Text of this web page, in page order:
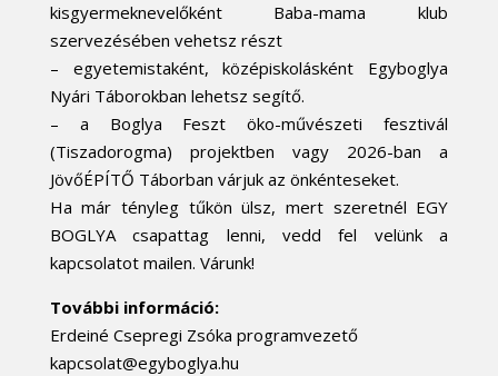
kisgyermeknevelőként Baba-mama klub
szervezésében vehetsz részt
– egyetemistaként, középiskolásként Egyboglya
Nyári Táborokban lehetsz segítő.
– a Boglya Feszt öko-művészeti fesztivál
(Tiszadorogma) projektben vagy 2026-ban a
JövőÉPÍTŐ Táborban várjuk az önkénteseket.
Ha már tényleg tűkön ülsz, mert szeretnél EGY
BOGLYA csapattag lenni, vedd fel velünk a
kapcsolatot mailen. Várunk!
További információ:
Erdeiné Csepregi Zsóka programvezető
kapcsolat@egyboglya.hu